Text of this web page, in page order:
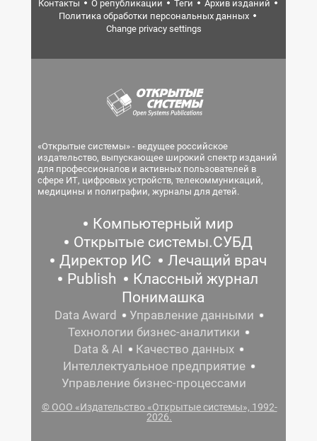
Контакты
О републикации Теги
Архив изданий
Политика обработки персональных данных
Change privacy settings
«Открытые системы» - ведущее российское
издательство, выпускающее широкий спектр изданий
для профессионалов и активных пользователей в
сфере ИТ, цифровых устройств, телекоммуникаций,
медицины и полиграфии, журналы для детей.
Компьютерный мир
Открытые системы.СУБД
Директор ИС
Лечащий врач
Publish
Классный журнал
Понимашка
Data Award
Управление данными
Технологии бизнес-аналитики
Data & AI
Качество данных
Интеллектуальное предприятие
Управление бизнес-процессами
© ООО «Издательство «Открытые системы», 1992-
2026.